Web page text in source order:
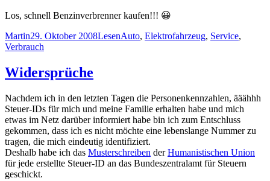
Los, schnell Benzinverbrenner kaufen!!! 😀
Autor
MartinVeröffentlicht
am
29. Oktober 2008Kategorien
LesenSchlagwörter
Auto, Elektrofahrzeug, Service,
Verbrauch
Widersprüche
Nachdem ich in den letzten Tagen die Personenkennzahlen, ääähhh
Steuer-IDs für mich und meine Familie erhalten habe und mich
etwas im Netz darüber informiert habe bin ich zum Entschluss
gekommen, dass ich es nicht möchte eine lebenslange Nummer zu
tragen, die mich eindeutig identifiziert.
Deshalb habe ich das Musterschreiben derHumanistischen Union
für jede erstellte Steuer-ID an das Bundeszentralamt für Steuern
geschickt.